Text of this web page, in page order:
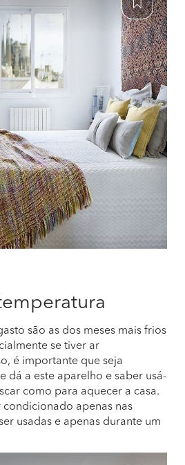
são as dos meses mais frios
se tiver ar
é importante que seja
dá a este aparelho e saber usá-
como para aquecer a casa.
condicionado apenas nas
usadas e apenas durante um